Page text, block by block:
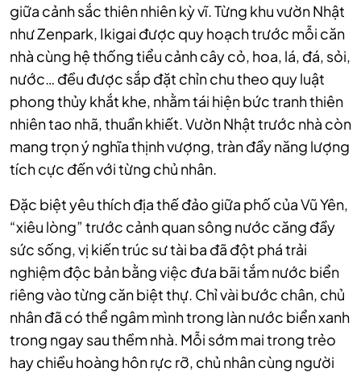
giữa cảnh sắc thiên nhiên kỳ vĩ. Từng khu vườn Nhật
như Zenpark, Ikigai được quy hoạch trước mỗi căn
nhà cùng hệ thống tiểu cảnh cây cỏ, hoa, lá, đá, sỏi,
nước… đều được sắp đặt chỉn chu theo quy luật
phong thủy khắt khe, nhằm tái hiện bức tranh thiên
nhiên tao nhã, thuần khiết. Vườn Nhật trước nhà còn
mang trọn ý nghĩa thịnh vượng, tràn đầy năng lượng
tích cực đến với từng chủ nhân.
Đặc biệt yêu thích địa thế đảo giữa phố của Vũ Yên,
“xiêu lòng” trước cảnh quan sông nước căng đầy
sức sống, vị kiến trúc sư tài ba đã đột phá trải
nghiệm độc bản bằng việc đưa bãi tắm nước biển
riêng vào từng căn biệt thự. Chỉ vài bước chân, chủ
nhân đã có thể ngâm mình trong làn nước biển xanh
trong ngay sau thềm nhà. Mỗi sớm mai trong trẻo
hay chiều hoàng hôn rực rỡ, chủ nhân cùng người